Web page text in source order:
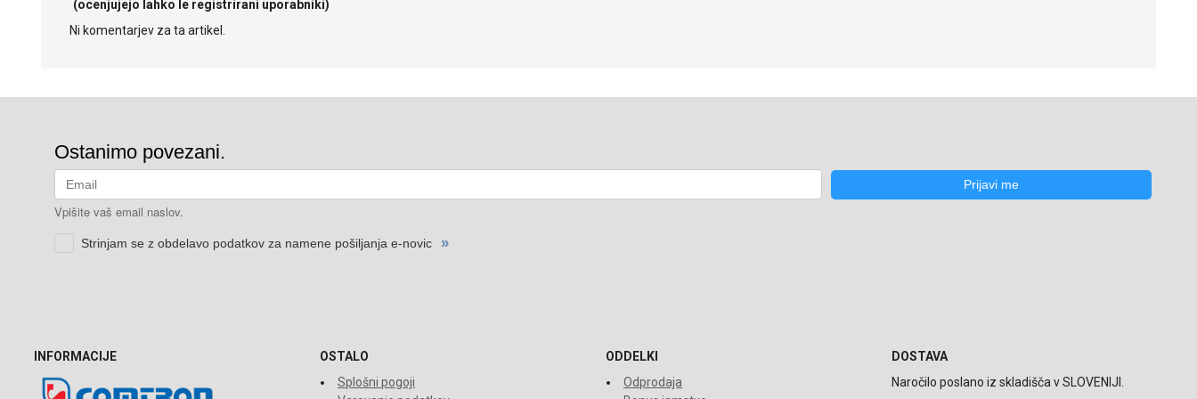
(ocenjujejo lahko le registrirani uporabniki)
Ni komentarjev za ta artikel.
INFORMACIJE
OSTALO
Splošni pogoji
ODDELKI
Odprodaja
DOSTAVA
Naročilo poslano iz skladišča v SLOVENIJI.